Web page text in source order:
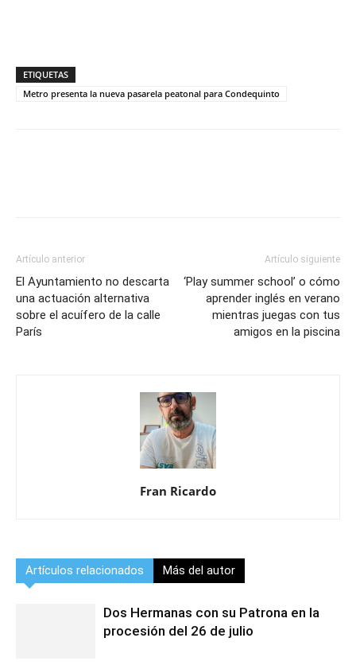
ETIQUETAS
Metro presenta la nueva pasarela peatonal para Condequinto
Artículo anterior
El Ayuntamiento no descarta
una actuación alternativa
sobre el acuífero de la calle
París
Artículo siguiente
‘Play summer school’ o cómo
aprender inglés en verano
mientras juegas con tus
amigos en la piscina
Fran Ricardo
Artículos relacionados Más del autor
Dos Hermanas con su Patrona en la
procesión del 26 de julio